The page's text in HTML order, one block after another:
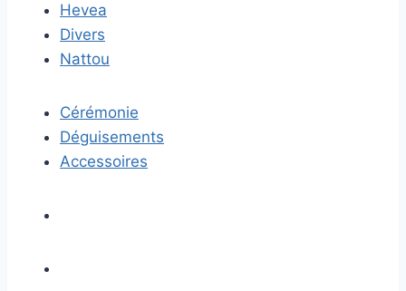
Hevea
Divers
Nattou
Cérémonie
Déguisements
Accessoires